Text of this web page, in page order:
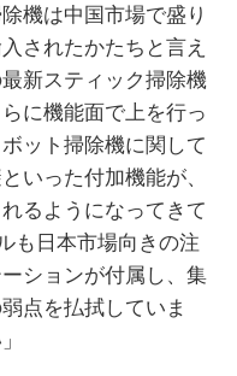
機は中国市場で盛り
されたかたちと言え
新スティック掃除機
に機能面で上を行っ
ット掃除機に関して
いった付加機能が、
るようになってきて
も日本市場向きの注
ションが付属し、集
点を払拭していま